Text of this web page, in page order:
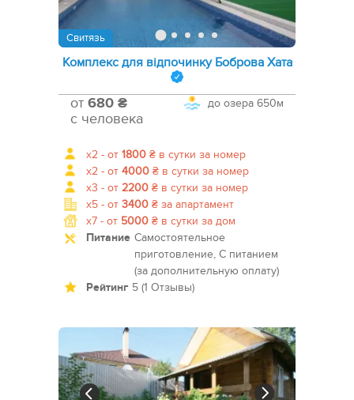
Свитязь
Комплекс для відпочинку Боброва Хата
до озера 650м
от 680 ₴
с человека
x2 - от 1800 ₴ в сутки за номер
x2 - от 4000 ₴ в сутки за номер
x3 - от 2200 ₴ в сутки за номер
x5 - от 3400 ₴ за апартамент
x7 - от 5000 ₴ в сутки за дом
Питание Самостоятельное
приготовление, С питанием
(за дополнительную оплату)
Рейтинг 5 (1 Отзывы)